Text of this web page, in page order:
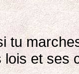
tu
et ses